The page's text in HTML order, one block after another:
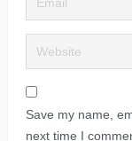
Save my name,
next time I